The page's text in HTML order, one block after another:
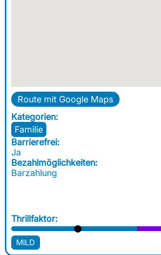
Route mit Google Maps
Kategorien:
Familie
Barrierefrei:
Ja
Bezahlmöglichkeiten:
Barzahlung
Thrillfaktor:
MILD